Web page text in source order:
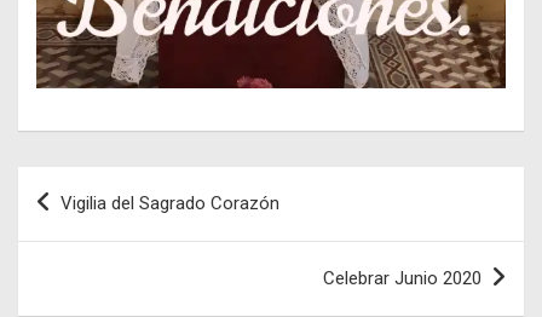
Navegación
de
Vigilia del Sagrado Corazón
Celebrar Junio 2020